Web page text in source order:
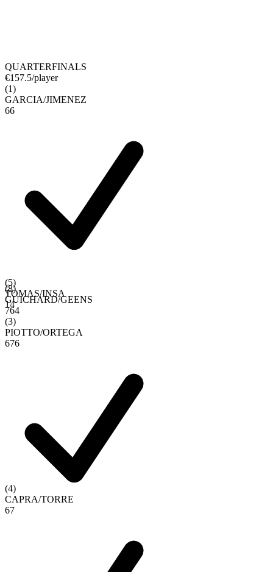
QUARTERFINALS
€157.5/player
(1)
GARCIA/JIMENEZ
66
(5)
TOMAS/INSA
14
(8)
GUICHARD/GEENS
764
(3)
PIOTTO/ORTEGA
676
(4)
CAPRA/TORRE
67